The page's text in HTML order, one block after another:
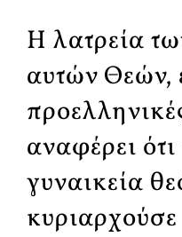
Η λατρεία
αυτών Θεών,
αναφέρει
γυναικεία